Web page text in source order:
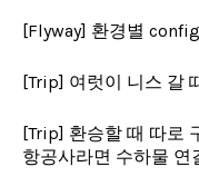
[Flyway] 환경별
[Trip] 여럿이 니스 갈
[Trip] 환승할 때 따로
항공사라면 수하물 연